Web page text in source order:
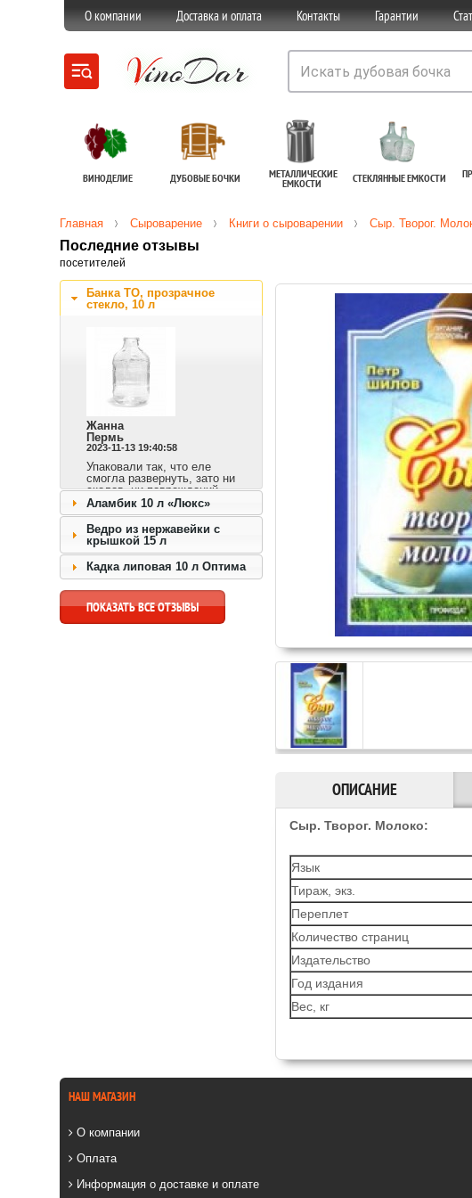
О компании Доставка и оплата Контакты Гарантии
ВИНОДЕЛИЕ ДУБОВЫЕ БОЧКИ МЕТАЛЛИЧЕСКИЕ
ЕМКОСТИ СТЕКЛЯННЫЕ ЕМКОСТИ
Главная Сыроварение Книги о сыроварении Сыр. Творог.
Последние отзывы
посетителей
Банка ТО, прозрачное
стекло, 10 л
Жанна
Пермь
2023-11-13 19:40:58
Упаковали так, что еле
смогла развернуть, зато ни
сколов, ни повреждений.
Сразу видно,
ответственный продавец и
доставка быстрая.
перейти к товару >>
Аламбик 10 л «Люкс»
Ведро из нержавейки с
крышкой 15 л
Кадка липовая 10 л Оптима
ПОКАЗАТЬ ВСЕ ОТЗЫВЫ
ОПИСАНИЕ
Сыр. Творог. Молоко:
Язык
Тираж, экз.
Переплет
Количество страниц
Издательство
Год издания
Вес, кг
НАШ МАГАЗИН
О компании
Оплата
Информация о доставке и оплате